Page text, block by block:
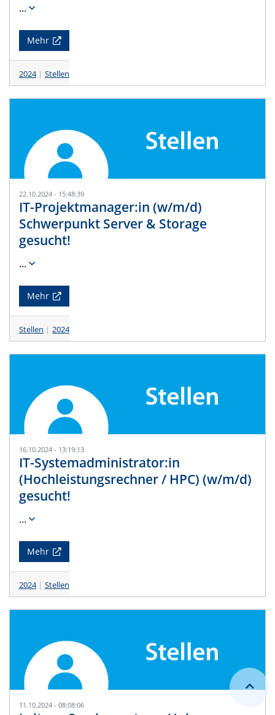
...
Mehr
2024 Stellen
22.10.2024 - 15:48:39
IT-Projektmanager:in (w/m/d)
Schwerpunkt Server & Storage
gesucht!
...
Mehr
Stellen 2024
16.10.2024 - 13:19:13
IT-Systemadministrator:in
(Hochleistungsrechner / HPC) (w/m/d)
gesucht!
...
Mehr
2024 Stellen
11.10.2024 - 08:08:06